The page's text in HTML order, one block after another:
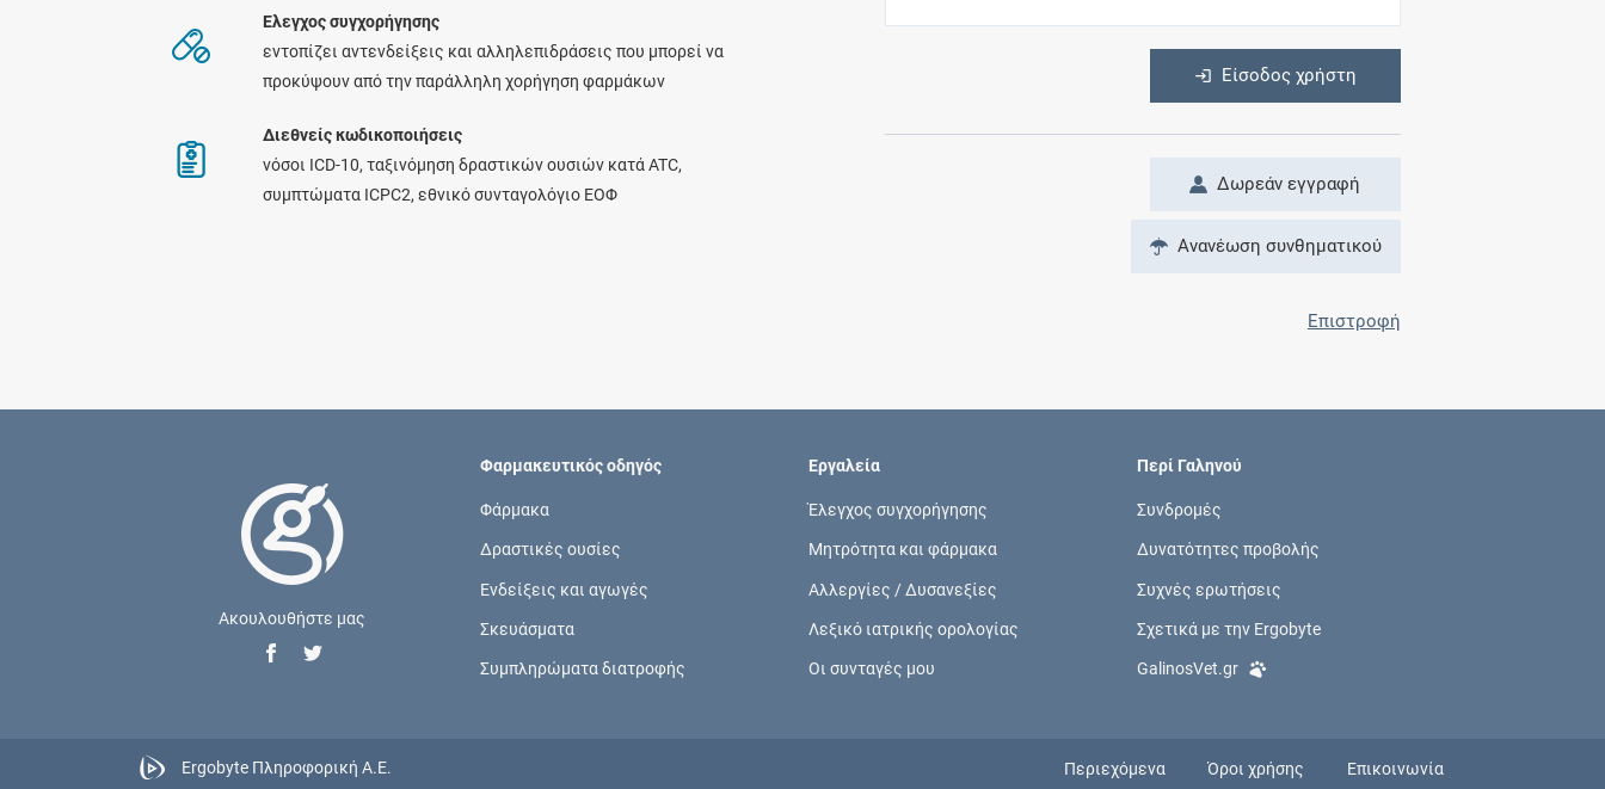
Ενημερωθείτε για την ασφάλεια χορήγησης
ενός φαρμάκου κατά τη διάρκεια της
επιπλέον παροχές των συνδρομητικών
Ενδείξεις και αγωγές
νόσους, συμπτώματα και ιατρικές πράξεις
Ελεγχος συγχορήγησης
εντοπίζει αντενδείξεις και αλληλεπιδράσεις που μπορεί να
προκύψουν από την παράλληλη χορήγηση φαρμάκων
Διεθνείς κωδικοποιήσεις
νόσοι ICD-10, ταξινόμηση δραστικών ουσιών κατά ATC,
συμπτώματα ICPC2, εθνικό συνταγολόγιο ΕΟΦ
Είσοδος χρήστη
Δωρεάν εγγραφή
Ανανέωση συνθηματικού
Επιστροφή
Ακουλουθήστε μας
Φαρμακευτικός οδηγός
Φάρμακα
Δραστικές ουσίες
Ενδείξεις και αγωγές
Σκευάσματα
Συμπληρώματα διατροφής
Εργαλεία
Έλεγχος συγχορήγησης
Μητρότητα και φάρμακα
Αλλεργίες / Δυσανεξίες
Λεξικό ιατρικής ορολογίας
Οι συνταγές μου
Περί Γαληνού
Συνδρομές
Δυνατότητες προβολής
Συχνές ερωτήσεις
Σχετικά με την Ergobyte
GalinosVet.gr
Ergobyte Πληροφορική Α.Ε. Περιεχόμενα Όροι χρήσης Επικοινωνία